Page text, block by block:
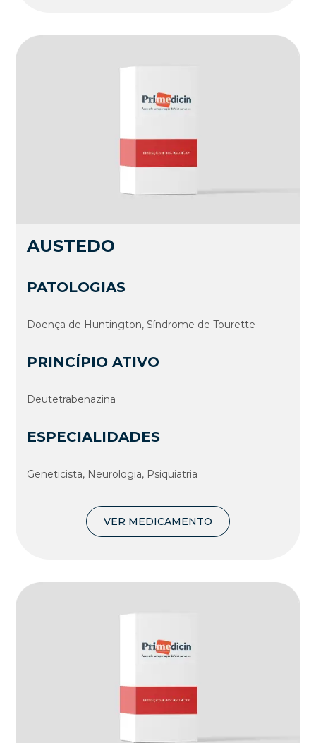
AUSTEDO
PATOLOGIAS
Doença de Huntington, Síndrome de Tourette
PRINCÍPIO ATIVO
Deutetrabenazina
ESPECIALIDADES
Geneticista, Neurologia, Psiquiatria
VER MEDICAMENTO